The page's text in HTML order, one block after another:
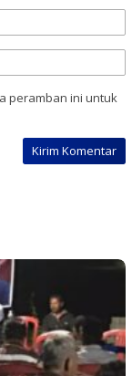
peramban ini untuk